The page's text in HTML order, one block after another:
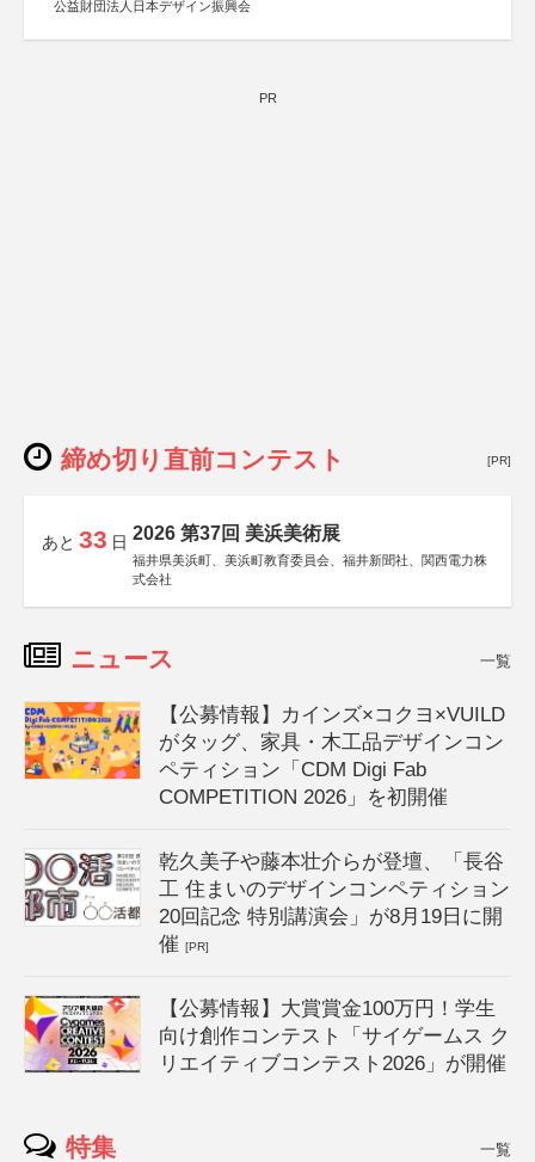
公益財団法人日本デザイン振興会
PR
締め切り直前コンテスト [PR]
あと 33 日 2026 第37回 美浜美術展
福井県美浜町、美浜町教育委員会、福井新聞社、関西電力株
式会社
ニュース 一覧
【公募情報】カインズ×コクヨ×VUILD
がタッグ、家具・木工品デザインコン
ペティション「CDM Digi Fab
COMPETITION 2026」を初開催
乾久美子や藤本壮介らが登壇、「長谷
工 住まいのデザインコンペティション
20回記念 特別講演会」が8月19日に開
催[PR]
【公募情報】大賞賞金100万円！学生
向け創作コンテスト「サイゲームス ク
リエイティブコンテスト2026」が開催
特集 一覧